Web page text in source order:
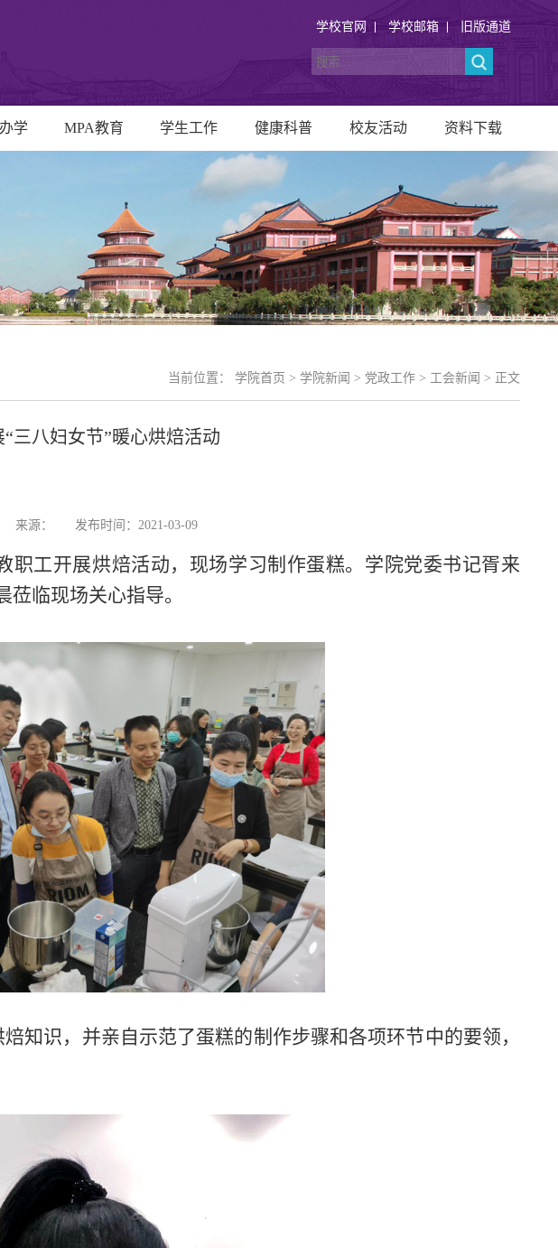
学校官网 学校邮箱 旧版通道
学 MPA教育 学生工作 健康科普 校友活动 资料下载
当前位置： 学院首页 > 学院新闻 > 党政工作 > 工会新闻 > 正文
“三八妇女节”暖心烘焙活动
来源： 发布时间：2021-03-09
职工开展烘焙活动，现场学习制作蛋糕。学院党委书记胥来
临现场关心指导。
知识，并亲自示范了蛋糕的制作步骤和各项环节中的要领，